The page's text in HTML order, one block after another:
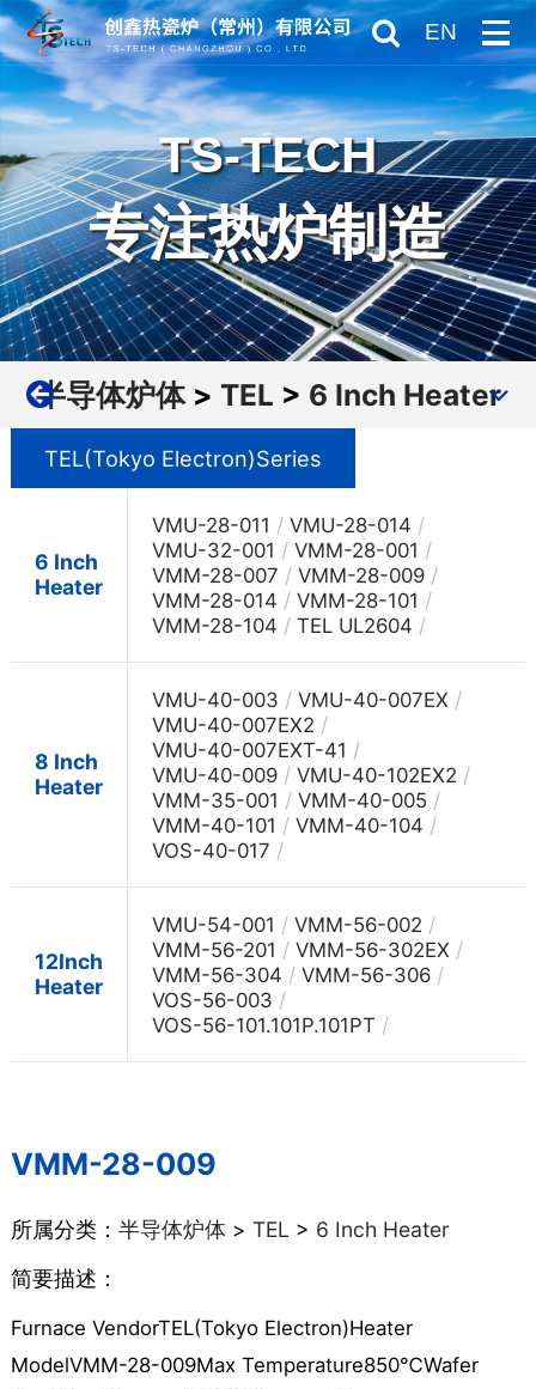
EN
TS-TECH
专注热炉制造
半导体炉体> TEL > 6 Inch Heater
TEL(Tokyo Electron)Series
6 Inch
Heater
VMU-28-011 / VMU-28-014 /
VMU-32-001 / VMM-28-001 /
VMM-28-007 / VMM-28-009 /
VMM-28-014 / VMM-28-101 /
VMM-28-104 / TEL UL2604 /
8 Inch
Heater
VMU-40-003 / VMU-40-007EX /
VMU-40-007EX2 /
VMU-40-007EXT-41 /
VMU-40-009 / VMU-40-102EX2 /
VMM-35-001 / VMM-40-005 /
VMM-40-101 / VMM-40-104 /
VOS-40-017 /
12Inch
Heater
VMU-54-001 / VMM-56-002 /
VMM-56-201 / VMM-56-302EX /
VMM-56-304 / VMM-56-306 /
VOS-56-003 /
VOS-56-101.101P.101PT /
VMM-28-009
所属分类： 半导体炉体> TEL > 6 Inch Heater
简要描述：
Furnace VendorTEL(Tokyo Electron)Heater
ModelVMM-28-009Max Temperature850℃Wafer